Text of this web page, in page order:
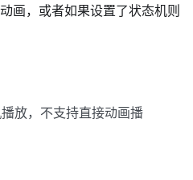
画，或者如果设置了状态机则
放，不支持直接动画播